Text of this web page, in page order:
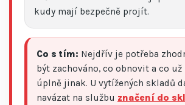
kudy mají bezpečně projít.
Co s tím: Nejdřív je potřeba
být zachováno, co obnovit a co
úplně jinak. U vytížených skladů
navázat na službu značení do